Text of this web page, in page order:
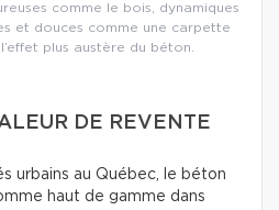
comme le bois, dynamiques
et douces comme une carpette
plus austère du béton.
DE REVENTE
urbains au Québec, le béton
haut de gamme dans